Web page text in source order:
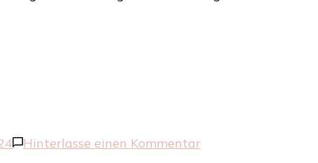
Hinterlasse einen Kommentarzu